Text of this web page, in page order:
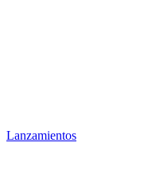
Lanzamientos